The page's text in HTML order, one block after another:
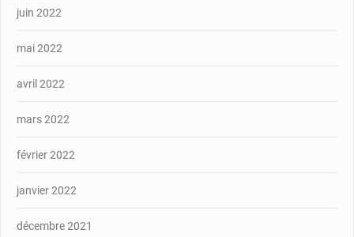
juin 2022
mai 2022
avril 2022
mars 2022
février 2022
janvier 2022
décembre 2021